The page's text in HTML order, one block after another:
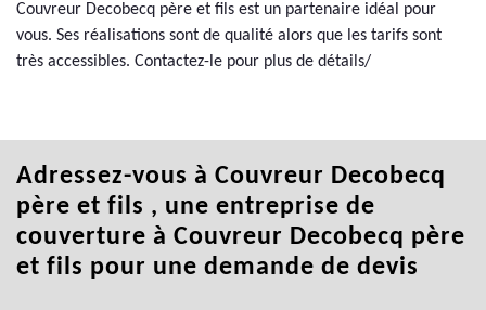
Couvreur Decobecq père et fils est un partenaire idéal pour
vous. Ses réalisations sont de qualité alors que les tarifs sont
très accessibles. Contactez-le pour plus de détails/
Adressez-vous à Couvreur Decobecq
père et fils , une entreprise de
couverture à Couvreur Decobecq père
et fils pour une demande de devis